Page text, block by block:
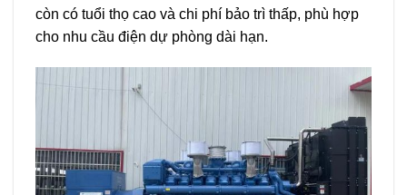
còn có tuổi thọ cao và chi phí bảo trì thấp, phù hợp
cho nhu cầu điện dự phòng dài hạn.